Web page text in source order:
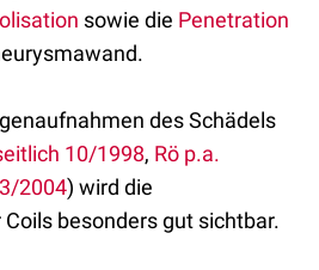
sowie die Penetration
des Schädels
10/1998, Rö p.a.
2004) wird die
besonders gut sichtbar.